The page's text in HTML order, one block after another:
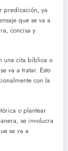
predicación, ya
que se va a
concisa y
una cita bíblica o
va a tratar. Esto
con la
o plantear
se involucra
se va a